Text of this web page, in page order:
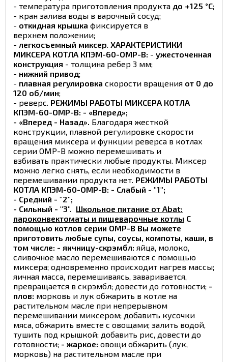
- температура приготовления продукта до +125 °C;
- кран залива воды в варочный сосуд;
- откидная крышка фиксируется в
верхнем положении;
- легкосъемный миксер. ХАРАКТЕРИСТИКИ
МИКСЕРА КОТЛА КПЭМ-60-ОМР-В: - ужесточенная
конструкция - толщина ребер 3 мм;
- нижний привод;
- плавная регулировка скорости вращения от 0 до
120 об/мин;
- реверс. РЕЖИМЫ РАБОТЫ МИКСЕРА КОТЛА
КПЭМ-60-ОМР-В: - «Вперед»;
- «Вперед - Назад». Благодаря жесткой
конструкции, плавной регулировке скорости
вращения миксера и функции реверса в котлах
серии ОМР-В можно перемешивать и
взбивать практически любые продукты. Миксер
можно легко снять, если необходимости в
перемешивании продукта нет. РЕЖИМЫ РАБОТЫ
КОТЛА КПЭМ-60-ОМР-В: - Слабый - "1";
- Средний - "2";
- Сильный - "3". Школьное питание от Abat:
пароконвектоматы и пищеварочные котлы С
помощью котлов серии ОМР-В Вы можете
приготовить любые супы, соусы, компоты, каши, в
том числе: - яичницу-скрэмбл: яйца, молоко,
сливочное масло перемешиваются с помощью
миксера; одновременно происходит нагрев массы;
яичная масса, перемешиваясь, заваривается,
превращается в скрэмбл; довести до готовности; -
плов: морковь и лук обжарить в котле на
растительном масле при непрерывном
перемешивании миксером; добавить кусочки
мяса, обжарить вместе с овощами; залить водой,
тушить под крышкой; добавить рис, довести до
готовности; - жаркое: овощи обжарить (лук,
морковь) на растительном масле при